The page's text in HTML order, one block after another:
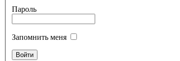
Пароль
Запомнить меня